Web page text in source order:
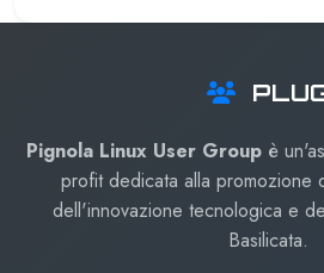
Pignola Linux User Groupè
profit dedicata alla promozione
dell'innovazione tecnologica e
Basilicata.